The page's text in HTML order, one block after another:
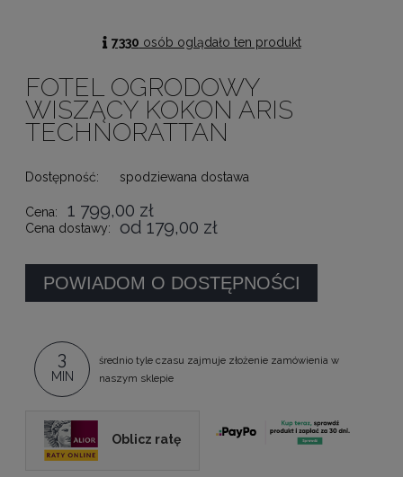
7330 osób oglądało ten produkt
FOTEL OGRODOWY
WISZĄCY KOKON ARIS
TECHNORATTAN
Dostępność: spodziewana dostawa
Cena: 1 799,00 zł
Cena dostawy: od 179,00 zł
POWIADOM O DOSTĘPNOŚCI
3
MIN
średnio tyle czasu zajmuje złożenie zamówienia w
naszym sklepie
Oblicz ratę